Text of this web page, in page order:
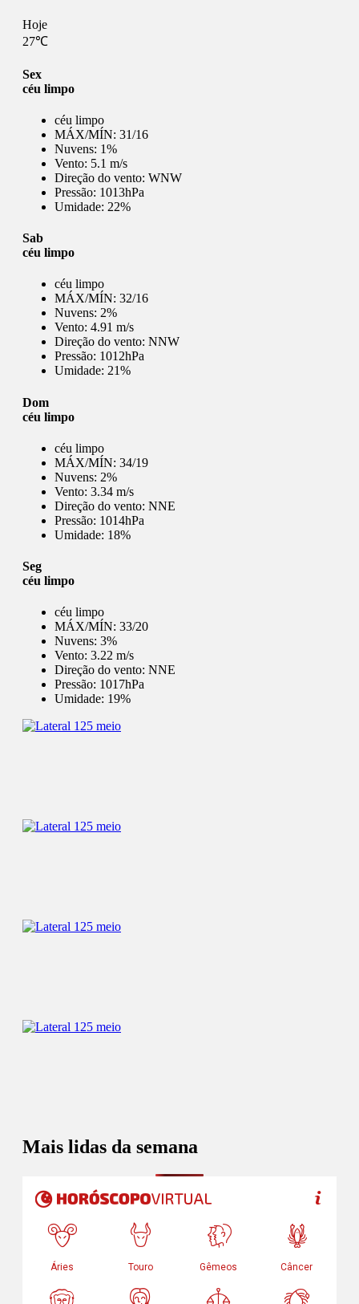
Hoje
27℃
Sex
céu limpo
céu limpo
MÁX/MÍN: 31/16
Nuvens: 1%
Vento: 5.1 m/s
Direção do vento: WNW
Pressão: 1013hPa
Umidade: 22%
Sab
céu limpo
céu limpo
MÁX/MÍN: 32/16
Nuvens: 2%
Vento: 4.91 m/s
Direção do vento: NNW
Pressão: 1012hPa
Umidade: 21%
Dom
céu limpo
céu limpo
MÁX/MÍN: 34/19
Nuvens: 2%
Vento: 3.34 m/s
Direção do vento: NNE
Pressão: 1014hPa
Umidade: 18%
Seg
céu limpo
céu limpo
MÁX/MÍN: 33/20
Nuvens: 3%
Vento: 3.22 m/s
Direção do vento: NNE
Pressão: 1017hPa
Umidade: 19%
Mais lidas da semana